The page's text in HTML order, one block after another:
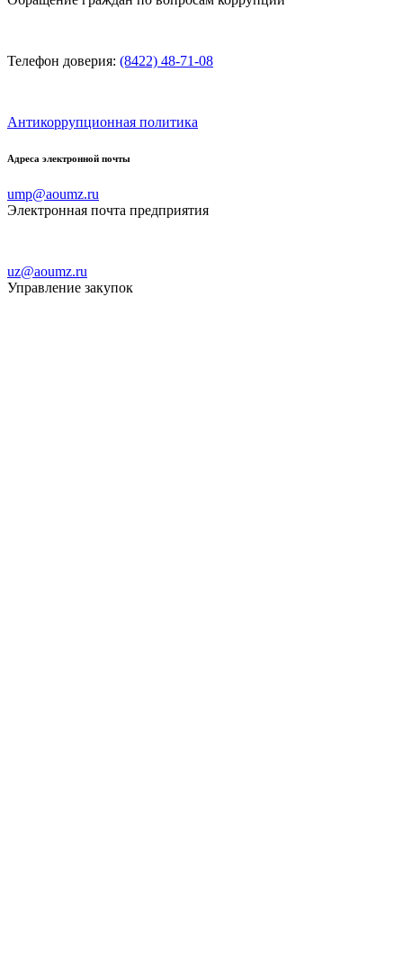
Телефон доверия: (8422) 48-71-08
Антикоррупционная политика
Адреса электронной почты
ump@aoumz.ru
Электронная почта предприятия
uz@aoumz.ru
Управление закупок